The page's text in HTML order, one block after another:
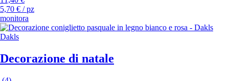
5,70 € / pz
monitora
Dakls
Decorazione di natale